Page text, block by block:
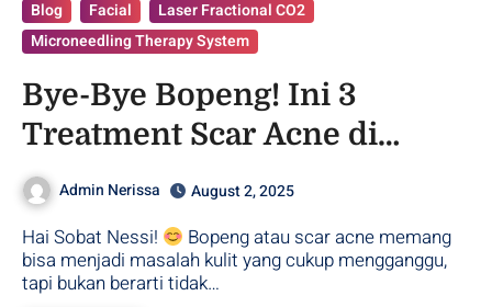
Blog Facial
Laser Fractional CO2
Microneedling Therapy System
Bye-Bye Bopeng! Ini 3
Treatment Scar Acne di
Nerissa Skin Clinic
Admin Nerissa August 2, 2025
Hai Sobat Nessi!
Bopeng atau scar acne memang
bisa menjadi masalah kulit yang cukup mengganggu,
tapi bukan berarti tidak…